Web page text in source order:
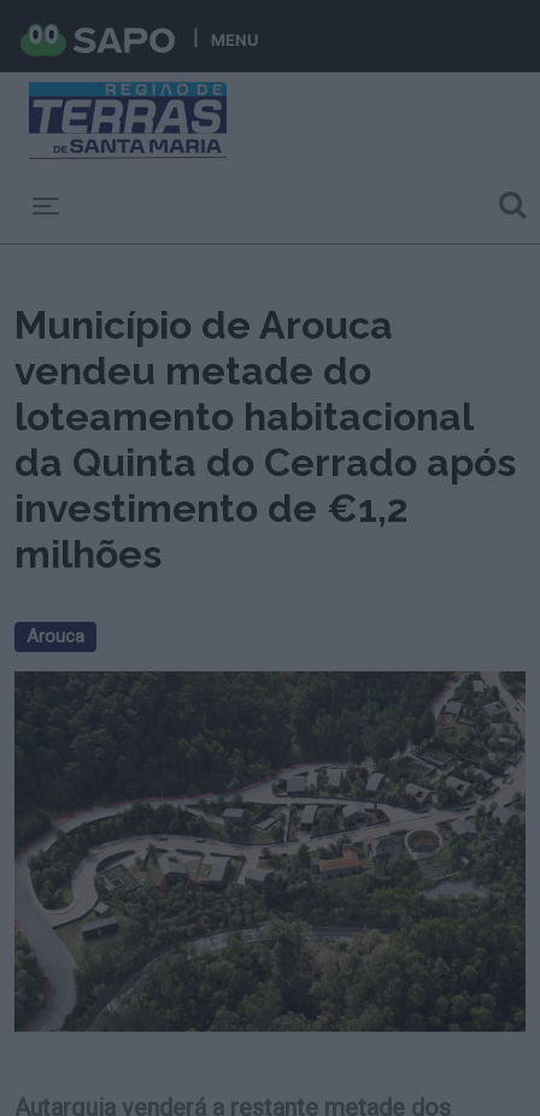
MENU
Município de Arouca
vendeu metade do
loteamento habitacional
da Quinta do Cerrado após
investimento de €1,2
milhões
Arouca
Autarquia venderá a restante metade dos